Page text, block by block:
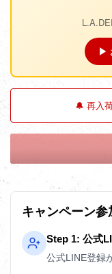
▶
🔔 再入
キャンペーン参
Step 1: 公式
公式LINE登録